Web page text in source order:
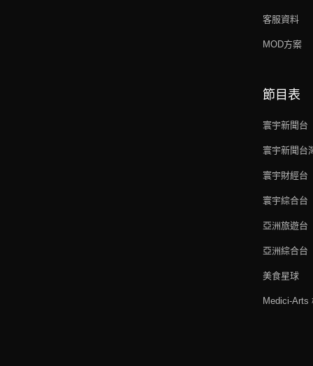
客服資料
MOD方案
節目表
寰宇新聞台
寰宇新聞台
寰宇財經台
寰宇綜合台
亞洲旅遊台
亞洲綜合台
美食星球
Medici-Arts